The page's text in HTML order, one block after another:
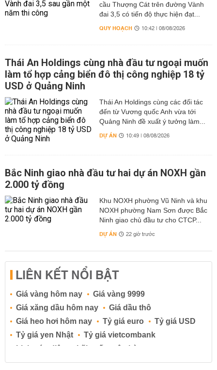
cầu Thượng Cát trên đường Vành
đai 3,5 có tiến độ thực hiện đạt...
QUY HOẠCH 10:42 | 08/08/2026
Thái An Holdings cùng nhà đầu tư ngoại muốn
làm tổ hợp cảng biển đô thị công nghiệp 18 tỷ
USD ở Quảng Ninh
Thái An Holdings cùng các đối tác
đến từ Vương quốc Anh vừa tới
Quảng Ninh đề xuất ý tưởng làm...
DỰ ÁN 10:49 | 08/08/2026
Bắc Ninh giao nhà đầu tư hai dự án NOXH gần
2.000 tỷ đồng
Khu NOXH phường Vũ Ninh và khu
NOXH phường Nam Sơn được Bắc
Ninh giao chủ đầu tư cho CTCP...
DỰ ÁN 22 giờ trước
LIÊN KẾT NỔI BẬT
Giá vàng hôm nay
Giá vàng 9999
Giá xăng dầu hôm nay
Giá dầu thô
Giá heo hơi hôm nay
Tỷ giá euro
Tỷ giá USD
Tỷ giá yen Nhật
Tỷ giá vietcombank
Lịch cúp điện
Lãi suất ngân hàng
Lãi suất tiết kiệm
Lãi suất tiền gửi